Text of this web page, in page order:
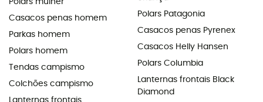
Casacos penas homem
Parkas homem
Polars homem
Tendas campismo
Colchões campismo
Lanternas frontais
Polars Patagonia
Casacos penas Pyrenex
Casacos Helly Hansen
Polars Columbia
Lanternas frontais Black
Diamond